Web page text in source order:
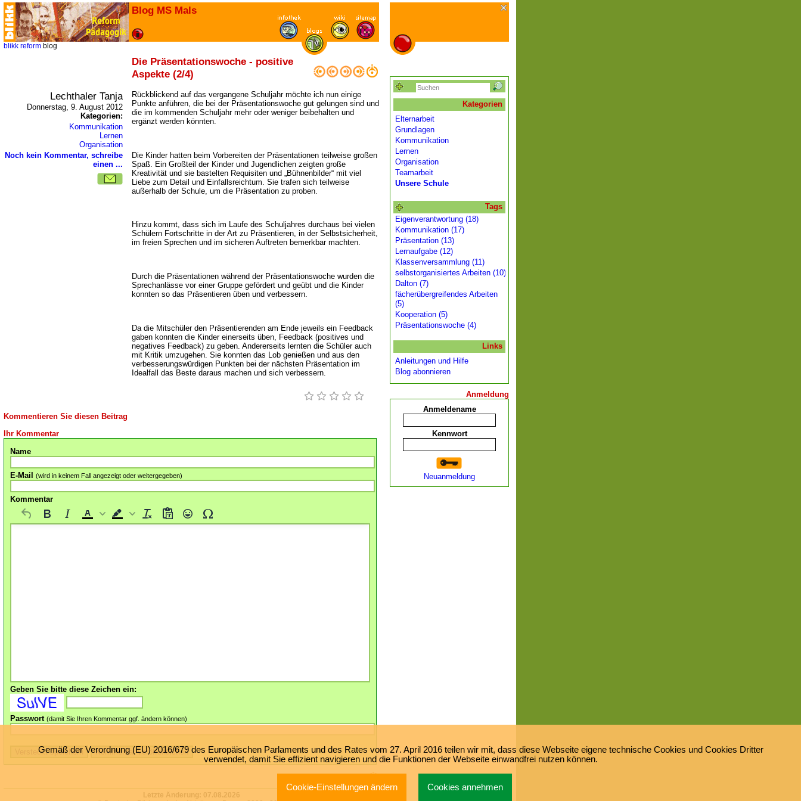
Blog MS Mals
blikk reform blog
Die Präsentationswoche - positive
Aspekte (2/4)
Lechthaler Tanja
Donnerstag, 9. August 2012
Kategorien:
Kommunikation
Lernen
Organisation
Noch kein Kommentar, schreibe
einen ...
Rückblickend auf das vergangene Schuljahr möchte ich nun einige
Punkte anführen, die bei der Präsentationswoche gut gelungen sind und
die im kommenden Schuljahr mehr oder weniger beibehalten und
ergänzt werden könnten.
Die Kinder hatten beim Vorbereiten der Präsentationen teilweise großen
Spaß. Ein Großteil der Kinder und Jugendlichen zeigten große
Kreativität und sie bastelten Requisiten und „Bühnenbilder“ mit viel
Liebe zum Detail und Einfallsreichtum. Sie trafen sich teilweise
außerhalb der Schule, um die Präsentation zu proben.
Hinzu kommt, dass sich im Laufe des Schuljahres durchaus bei vielen
Schülern Fortschritte in der Art zu Präsentieren, in der Selbstsicherheit,
im freien Sprechen und im sicheren Auftreten bemerkbar machten.
Durch die Präsentationen während der Präsentationswoche wurden die
Sprechanlässe vor einer Gruppe gefördert und geübt und die Kinder
konnten so das Präsentieren üben und verbessern.
Da die Mitschüler den Präsentierenden am Ende jeweils ein Feedback
gaben konnten die Kinder einerseits üben, Feedback (positives und
negatives Feedback) zu geben. Andererseits lernten die Schüler auch
mit Kritik umzugehen. Sie konnten das Lob genießen und aus den
verbesserungswürdigen Punkten bei der nächsten Präsentation im
Idealfall das Beste daraus machen und sich verbessern.
Kommentieren Sie diesen Beitrag
Ihr Kommentar
Name
E-Mail (wird in keinem Fall angezeigt oder weitergegeben)
Kommentar
Geben Sie bitte diese Zeichen ein:
Passwort (damit Sie Ihren Kommentar ggf. ändern können)
Letzte Änderung:
07.08.2026
Kategorien
Elternarbeit
Grundlagen
Kommunikation
Lernen
Organisation
Teamarbeit
Unsere Schule
Tags
Eigenverantwortung (18)
Kommunikation (17)
Präsentation (13)
Lernaufgabe (12)
Klassenversammlung (11)
selbstorganisiertes Arbeiten (10)
Dalton (7)
fächerübergreifendes Arbeiten
(5)
Kooperation (5)
Präsentationswoche (4)
Links
Anleitungen und Hilfe
Blog abonnieren
Anmeldung
Anmeldename
Kennwort
Neuanmeldung
Gemäß der Verordnung (EU) 2016/679 des Europäischen Parlaments und des Rates vom 27. April 2016 teilen wir mit, dass diese Webseite eigene technische Cookies und Cookies Dritter
verwendet, damit Sie effizient navigieren und die Funktionen der Webseite einwandfrei nutzen können.
Cookie-Einstellungen ändern Cookies annehmen